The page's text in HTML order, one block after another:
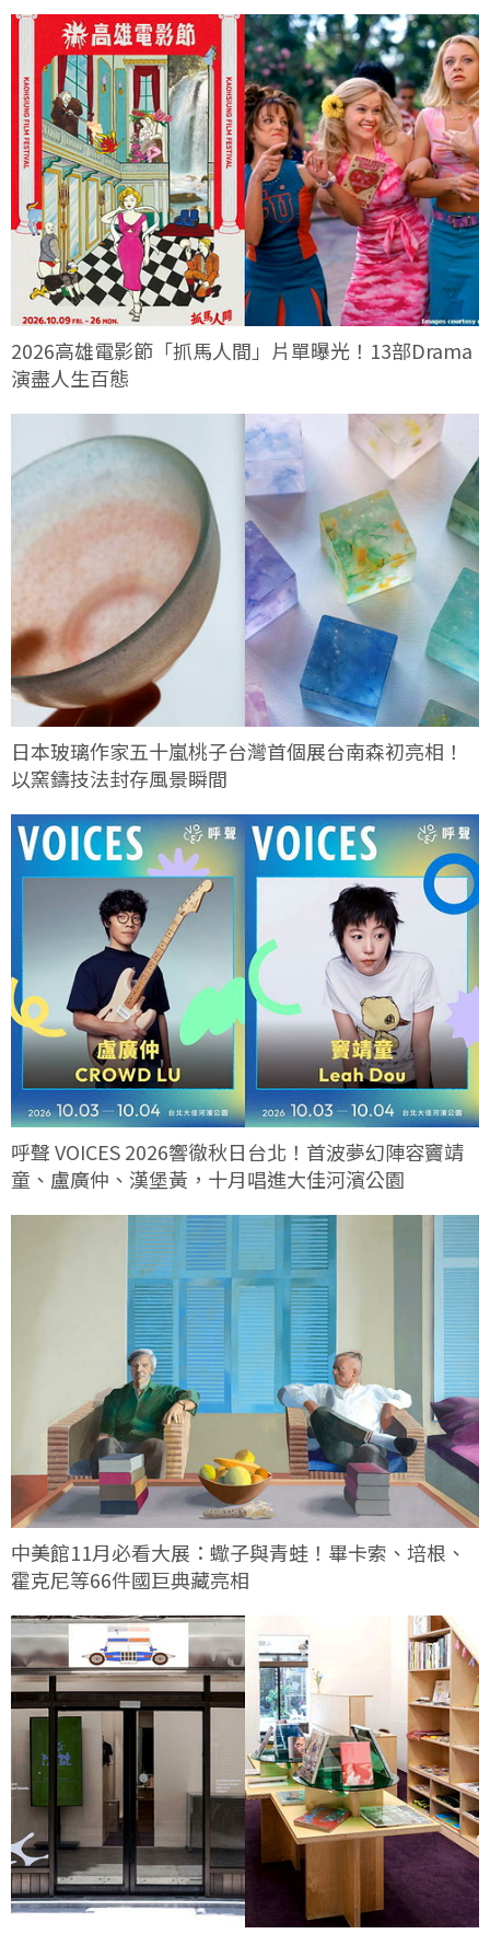
2026高雄電影節「抓馬人間」片單曝光！13部Drama
演盡人生百態
日本玻璃作家五十嵐桃子台灣首個展台南森初亮相！
以窯鑄技法封存風景瞬間
呼聲 VOICES 2026響徹秋日台北！首波夢幻陣容竇靖
童、盧廣仲、漢堡黃，十月唱進大佳河濱公園
中美館11月必看大展：蠍子與青蛙！畢卡索、培根、
霍克尼等66件國巨典藏亮相